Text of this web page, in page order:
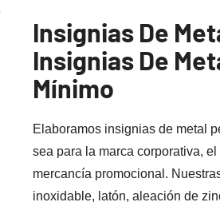
Insignias De
Insignias De
Mínimo
Elaboramos insignias de metal
sea para la marca corporativa,
mercancía promocional.
inoxidable, latón, aleación de